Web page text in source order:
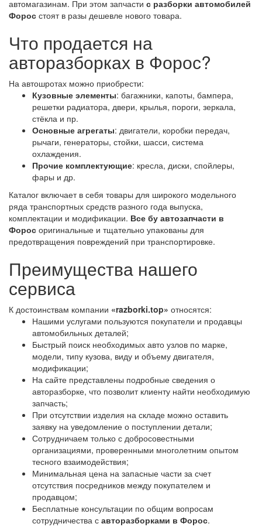
автомагазинам. При этом запчасти с разборки автомобилей
Форос стоят в разы дешевле нового товара.
Что продается на
авторазборках в Форос?
На автошротах можно приобрести:
Кузовные элементы: багажники, капоты, бампера,
решетки радиатора, двери, крылья, пороги, зеркала,
стёкла и пр.
Основные агрегаты: двигатели, коробки передач,
рычаги, генераторы, стойки, шасси, система
охлаждения.
Прочие комплектующие: кресла, диски, спойлеры,
фары и др.
Каталог включает в себя товары для широкого модельного
ряда транспортных средств разного года выпуска,
комплектации и модификации. Все бу автозапчасти в
Форос оригинальные и тщательно упакованы для
предотвращения повреждений при транспортировке.
Преимущества нашего
сервиса
К достоинствам компании «razborki.top» относятся:
Нашими услугами пользуются покупатели и продавцы
автомобильных деталей;
Быстрый поиск необходимых авто узлов по марке,
модели, типу кузова, виду и объему двигателя,
модификации;
На сайте представлены подробные сведения о
авторазборке, что позволит клиенту найти необходимую
запчасть;
При отсутствии изделия на складе можно оставить
заявку на уведомление о поступлении детали;
Сотрудничаем только с добросовестными
организациями, проверенными многолетним опытом
тесного взаимодействия;
Минимальная цена на запасные части за счет
отсутствия посредников между покупателем и
продавцом;
Бесплатные консультации по общим вопросам
сотрудничества с авторазборками в Форос.